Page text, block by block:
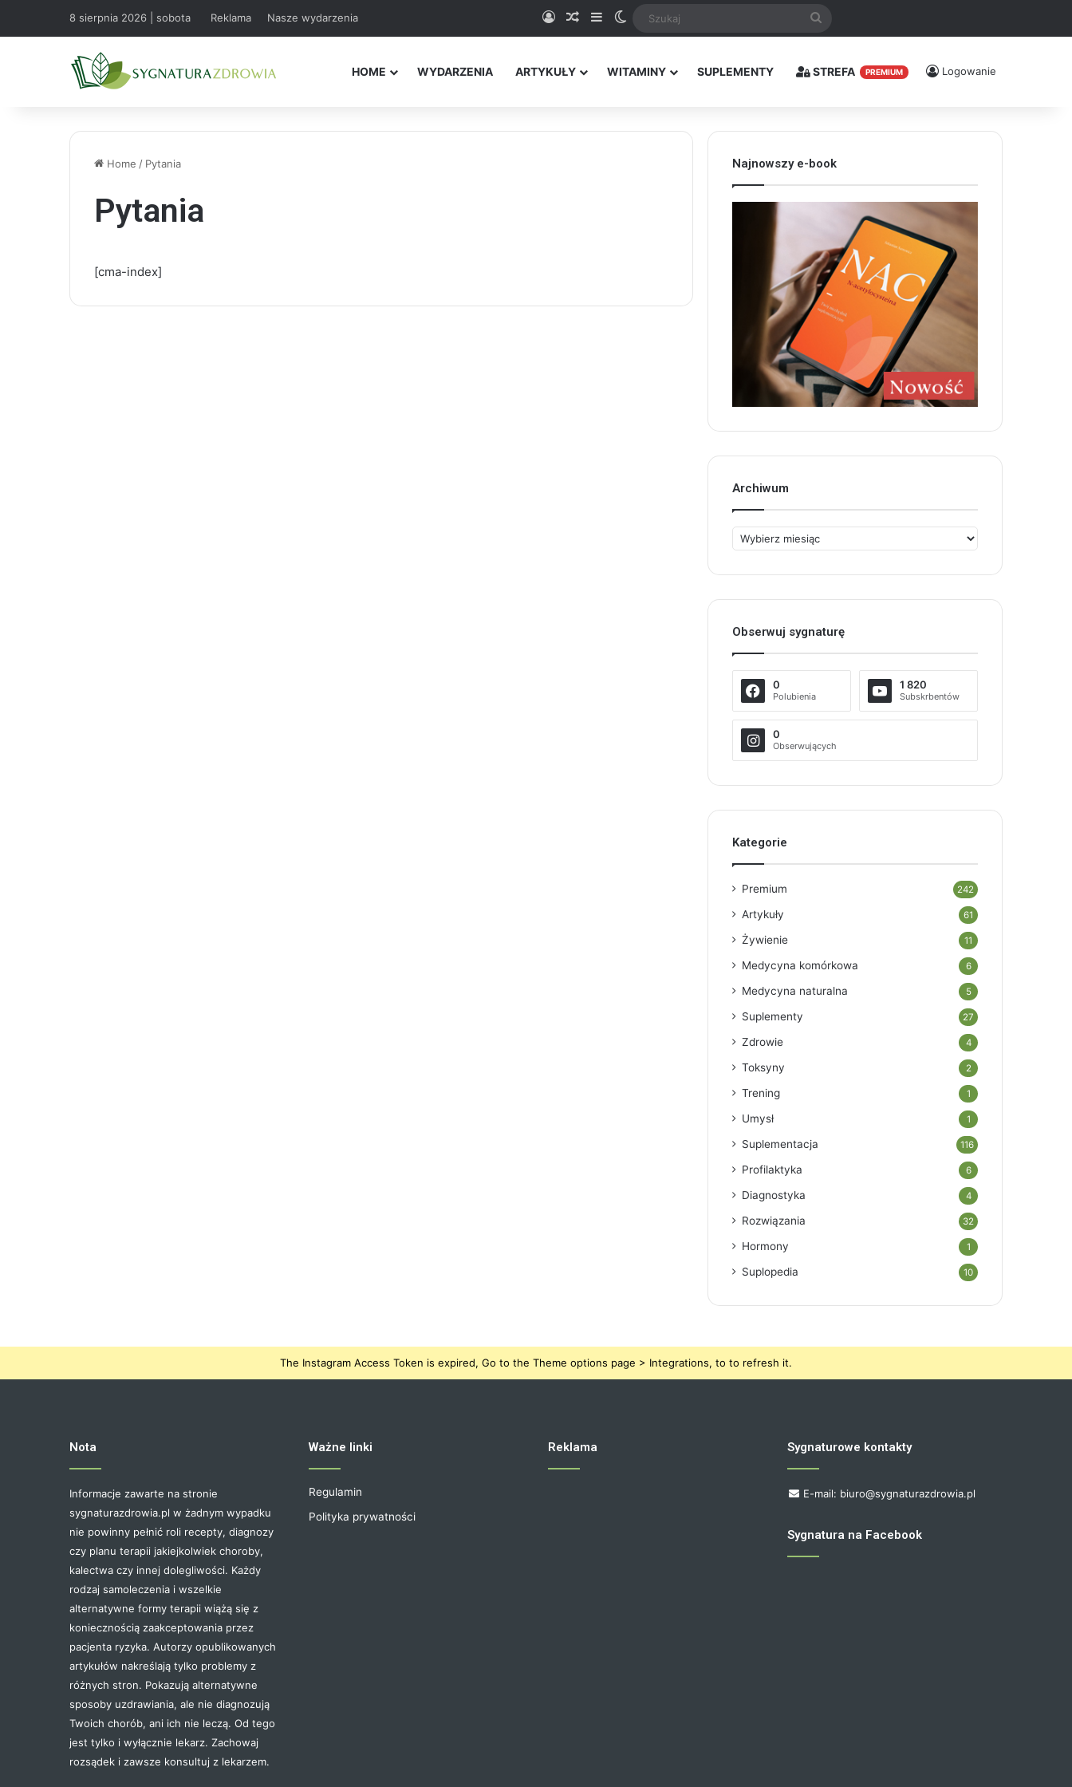
8 sierpnia 2026 | sobota Reklama Nasze wydarzenia Logowanie
Random Article
SidebarSwitch skin
HOME WYDARZENIA ARTYKUŁY WITAMINY SUPLEMENTY STREFA PREMIUM Logowanie
Home / Pytania
Pytania
[cma-index]
Najnowszy e-book
Archiwum
Archiwum
Obserwuj sygnaturę
0
Polubienia
1 820
Subskrbentów
0
Obserwujących
Kategorie
Premium 242
Artykuły 61
Żywienie 11
Medycyna komórkowa 6
Medycyna naturalna 5
Suplementy 27
Zdrowie 4
Toksyny 2
Trening 1
Umysł 1
Suplementacja 116
Profilaktyka 6
Diagnostyka 4
Rozwiązania 32
Hormony 1
Suplopedia 10
The Instagram Access Token is expired, Go to the Theme options page > Integrations, to to refresh it.
Nota
Informacje zawarte na stronie
sygnaturazdrowia.pl w żadnym wypadku
nie powinny pełnić roli recepty, diagnozy
czy planu terapii jakiejkolwiek choroby,
kalectwa czy innej dolegliwości. Każdy
rodzaj samoleczenia i wszelkie
alternatywne formy terapii wiążą się z
koniecznością zaakceptowania przez
pacjenta ryzyka. Autorzy opublikowanych
artykułów nakreślają tylko problemy z
różnych stron. Pokazują alternatywne
sposoby uzdrawiania, ale nie diagnozują
Twoich chorób, ani ich nie leczą. Od tego
jest tylko i wyłącznie lekarz. Zachowaj
rozsądek i zawsze konsultuj z lekarzem.
Ważne linki
Regulamin
Polityka prywatności
Reklama Sygnaturowe kontakty
E-mail: biuro@sygnaturazdrowia.pl
Sygnatura na Facebook